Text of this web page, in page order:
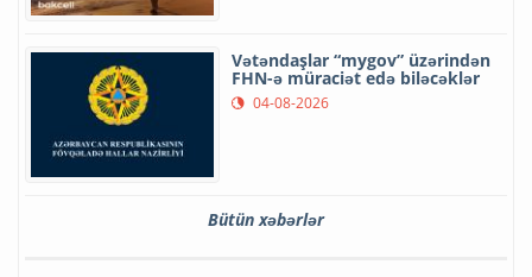
Vətəndaşlar “mygov” üzərindən
FHN-ə müraciət edə biləcəklər
04-08-2026
Bütün xəbərlər